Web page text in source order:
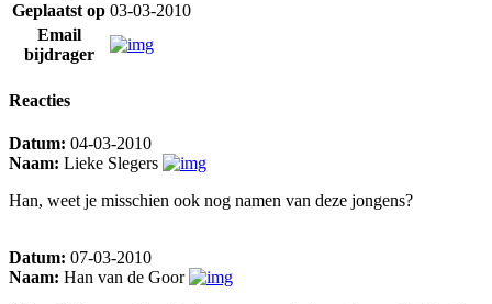
Geplaatst op 03-03-2010
Email
bijdrager
Reacties
Datum: 04-03-2010
Naam: Lieke Slegers
Han, weet je misschien ook nog namen van deze jongens?
Datum: 07-03-2010
Naam: Han van de Goor